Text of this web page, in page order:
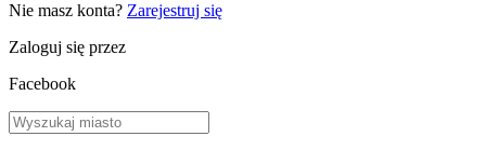
Nie masz konta? Zarejestruj się
Zaloguj się przez
Facebook